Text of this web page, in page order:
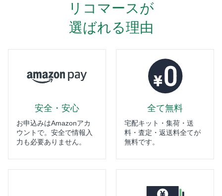
リコマースが
選ばれる理由
安全・安心
お申込みはAmazonアカ
ウントで。安全で情報入
力も必要ありません。
全て無料
宅配キット・集荷・送
料・査定・返送料全てが
無料です。